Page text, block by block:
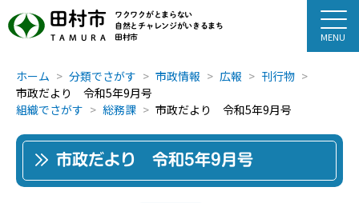
田村市
TAMURA
ワクワクがとまらない
自然とチャレンジがいきるまち
田村市
ホーム 分類でさがす 市政情報 広報
刊行物
市政だより 令和5年9月号
組織でさがす
総務課 市政だより 令和5年9月号
市政だより 令和5年9月号